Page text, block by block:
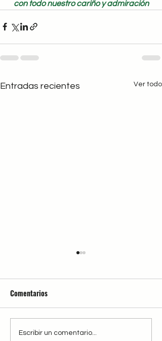
con todo nuestro cariño y admiración
Entradas recientes Ver todo
Se nos ha quemado el
Comentarios
Escribir un comentario...